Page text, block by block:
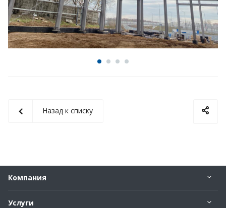
Назад к списку
Компания
Услуги